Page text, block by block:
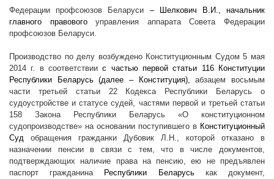
Федерации профсоюзов Беларуси – Шелкович В.И., начальник
главного правовогоуправления аппарата Совета Федерации
профсоюзов Беларуси.
Производство по делу возбуждено Конституционным Судом 5 мая
2014 г. в соответствиис частью первой статьи 116 Конституции
Республики Беларусь (далее – Конституция),абзацем восьмым
части третьей статьи 22 Кодекса Республики Беларусь о
судоустройстве и статусе судей, частями первой и третьей статьи
158 Закона Республики Беларусь «О конституционном
судопроизводстве» на основании поступившего в Конституционный
Суд обращения гражданки Дубовик Л.Н., которой отказано в
назначении пенсии в связи с тем, что в числе документов,
подтверждающих наличие права на пенсию, ею не предъявлен
паспорт гражданина
Республики Беларуськак документ,